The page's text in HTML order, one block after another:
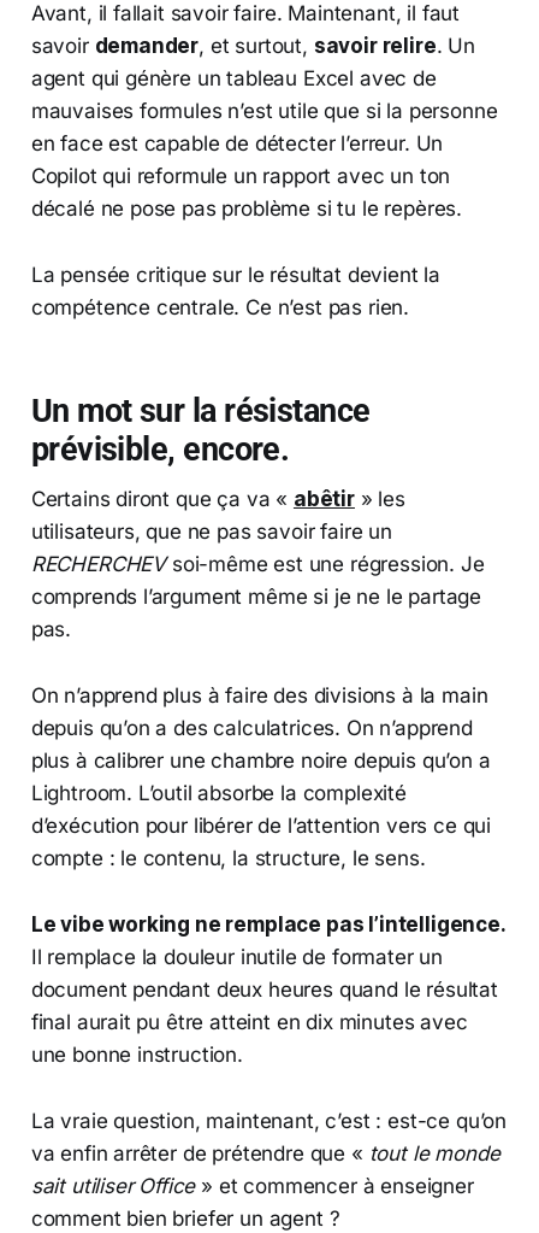
Avant, il fallait savoir faire. Maintenant, il faut
savoir demander, et surtout, savoir relire. Un
agent qui génère un tableau Excel avec de
mauvaises formules n’est utile que si la personne
en face est capable de détecter l’erreur. Un
Copilot qui reformule un rapport avec un ton
décalé ne pose pas problème si tu le repères.
La pensée critique sur le résultat devient la
compétence centrale. Ce n’est pas rien.
Un mot sur la résistance
prévisible, encore.
Certains diront que ça va « abêtir» les
utilisateurs, que ne pas savoir faire un
RECHERCHEVsoi-même est une régression. Je
comprends l’argument même si je ne le partage
pas.
On n’apprend plus à faire des divisions à la main
depuis qu’on a des calculatrices. On n’apprend
plus à calibrer une chambre noire depuis qu’on a
Lightroom. L’outil absorbe la complexité
d’exécution pour libérer de l’attention vers ce qui
compte : le contenu, la structure, le sens.
Le vibe working ne remplace pas l’intelligence.
Il remplace la douleur inutile de formater un
document pendant deux heures quand le résultat
final aurait pu être atteint en dix minutes avec
une bonne instruction.
La vraie question, maintenant, c’est : est-ce qu’on
va enfin arrêter de prétendre que « tout le monde
sait utiliser Office» et commencer à enseigner
comment bien briefer un agent ?​​​​​​​​​​​​​​​​